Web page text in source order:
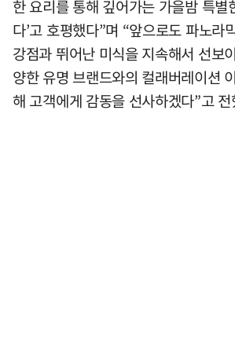
한 요리를 통해 깊어가는 가을밤 특별
다’고 호평했다”며 “앞으로도 파노라
강점과 뛰어난 미식을 지속해서 선보
양한 유명 브랜드와의 컬래버레이션
해 고객에게 감동을 선사하겠다”고 전